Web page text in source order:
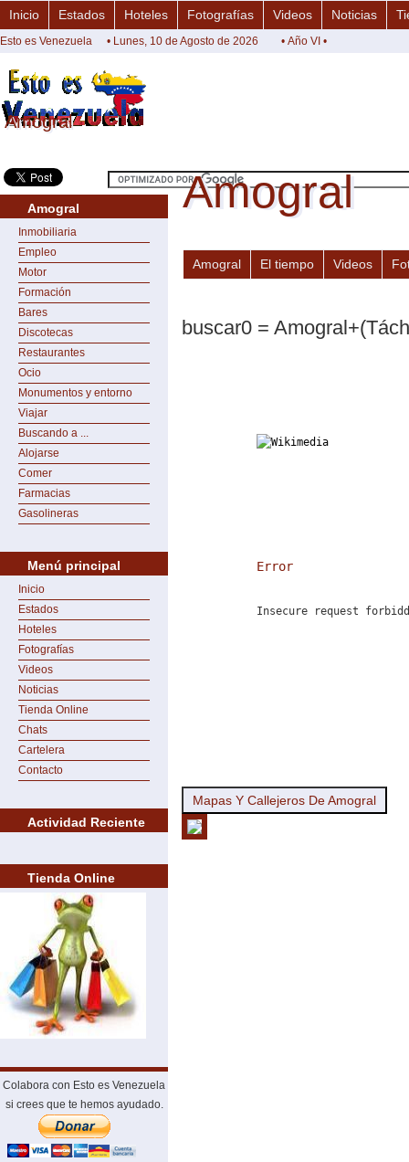
Amogral
Amogral
Inicio Estados Hoteles Fotografías Videos Noticias
Esto es Venezuela • Lunes, 10 de Agosto de 2026 • Año VI •
Amogral
Inmobiliaria
Empleo
Motor
Formación
Bares
Discotecas
Restaurantes
Ocio
Monumentos y entorno
Viajar
Buscando a ...
Alojarse
Comer
Farmacias
Gasolineras
Menú principal
Inicio
Estados
Hoteles
Fotografías
Videos
Noticias
Tienda Online
Chats
Cartelera
Contacto
Actividad Reciente
Tienda Online
Colabora con Esto es Venezuela
si crees que te hemos ayudado.
Amogral
Amogral
Amogral El tiempo Videos
buscar0 =
Error
Insecure request
Mapas Y Callejeros De Amogral